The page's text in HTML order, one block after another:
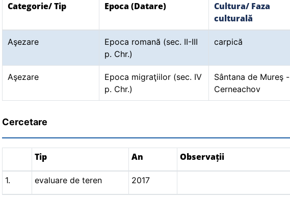
Categorie/ Tip Epoca (Datare)
Cultura/ Faza
culturală
Aşezare
Epoca romană (sec. II-III
p. Chr.)
carpică
Aşezare
Epoca migraţiilor (sec. IV
p. Chr.)
Sântana de Mureş -
Cerneachov
Cercetare
Tip An Observații
1. evaluare de teren 2017